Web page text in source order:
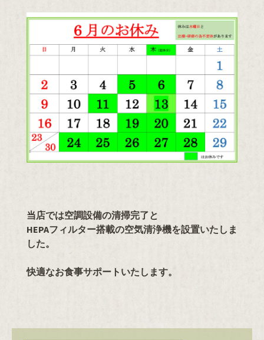
当店では空調設備の清掃完了と
HEPAフィルター搭載の空気清浄機を設置いたしま
した。
快適なお食事サポートいたします。